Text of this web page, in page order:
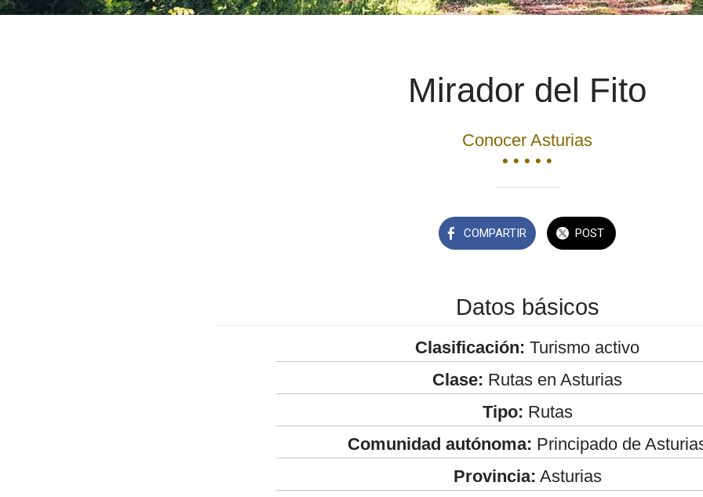
Mirador del Fito
Conocer Asturias
• • • • •
COMPARTIR POST
Datos básicos
Clasificación: Turismo activo
Clase: Rutas en Asturias
Tipo: Rutas
Comunidad autónoma: Principado de
Provincia: Asturias